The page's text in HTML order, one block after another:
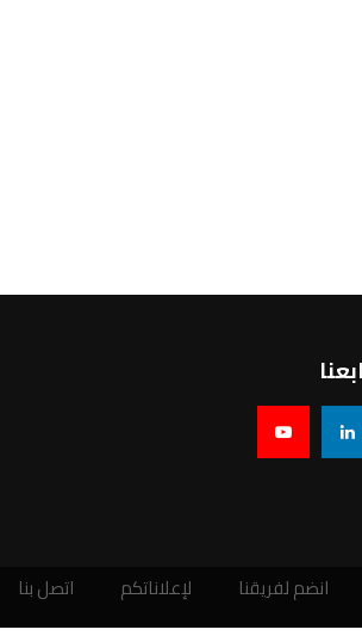
انضم لفريقنا لإعلاناتكم اتصل بنا